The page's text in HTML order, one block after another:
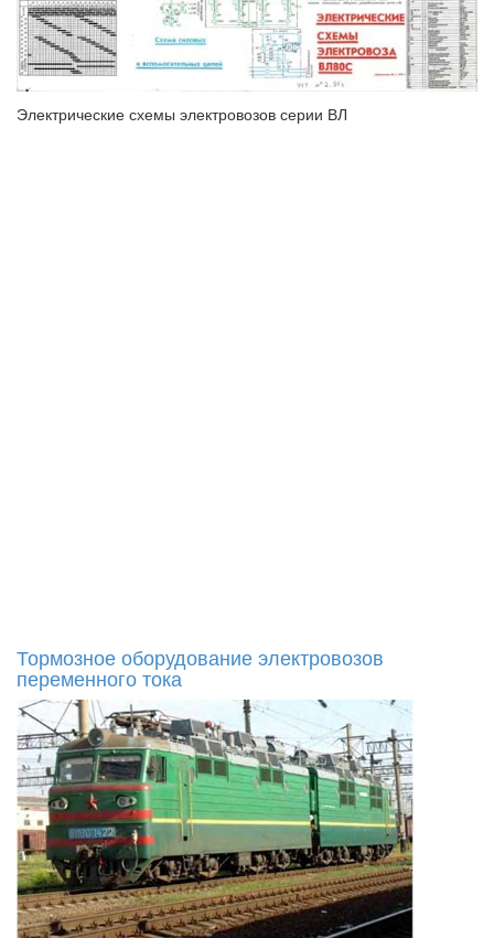
Электрические схемы электровозов серии ВЛ
Тормозное оборудование электровозов
переменного тока